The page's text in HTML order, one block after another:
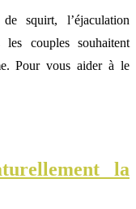
squirt, l’éjaculation
couples souhaitent
Pour vous aider à le
la